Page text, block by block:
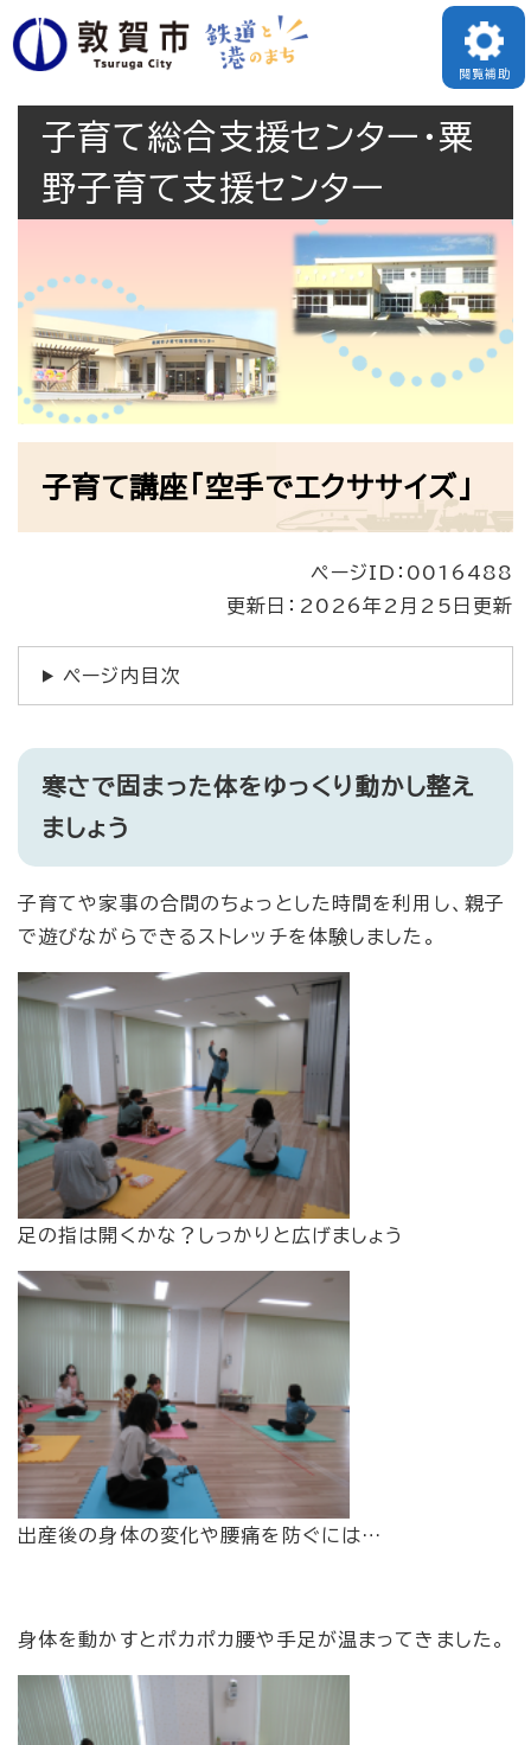
ペ
ー
頭
す
メニューを飛ばして本文へ
閲覧補助
子育て総合支援センター・粟
野子育て支援センター
子育て講座「空手でエクササイズ」
ページID：0016488
更新日：2026年2月25日更新
ページ内目次
寒さで固まった体をゆっくり動かし整え
ましょう
子育てや家事の合間のちょっとした時間を利用し、親子
で遊びながらできるストレッチを体験しました。
​足の指は開くかな？しっかりと広げましょう
​出産後の身体の変化や腰痛を防ぐには…
身体を動かすとポカポカ腰や手足が温まってきました。